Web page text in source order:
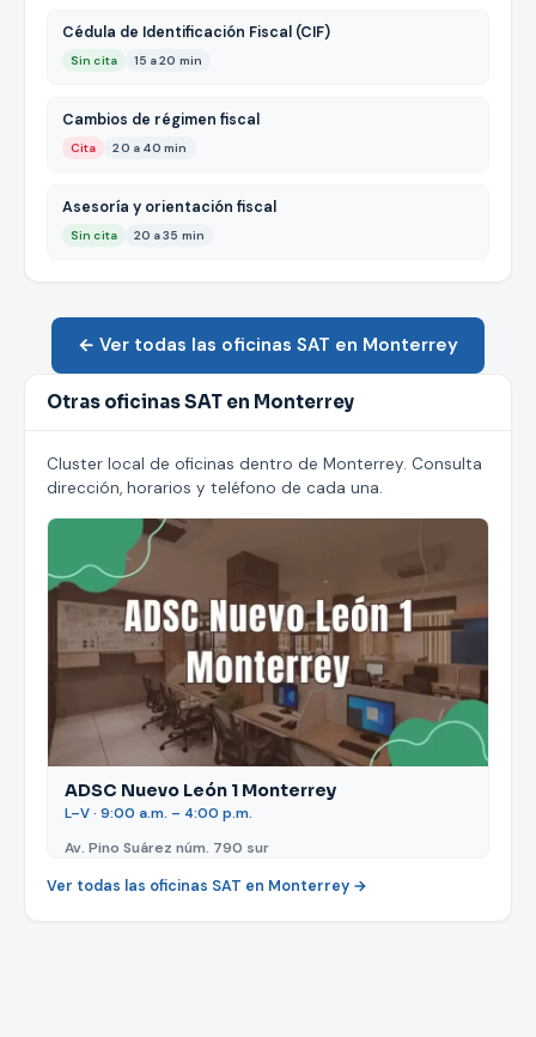
Cédula de Identificación Fiscal (CIF)
Sin cita 15 a 20 min
Cambios de régimen fiscal
Cita 20 a 40 min
Asesoría y orientación fiscal
Sin cita 20 a 35 min
← Ver todas las oficinas SAT en Monterrey
Otras oficinas SAT en Monterrey
Cluster local de oficinas dentro de Monterrey. Consulta
dirección, horarios y teléfono de cada una.
ADSC Nuevo León 1 Monterrey
L–V · 9:00 a.m. – 4:00 p.m.
Av. Pino Suárez núm. 790 sur
Ver todas las oficinas SAT en Monterrey →